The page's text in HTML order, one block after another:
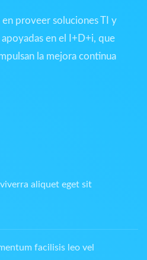
en proveer soluciones TI y
en el I+D+i, que
la mejora continua
aliquet eget sit
facilisis leo vel